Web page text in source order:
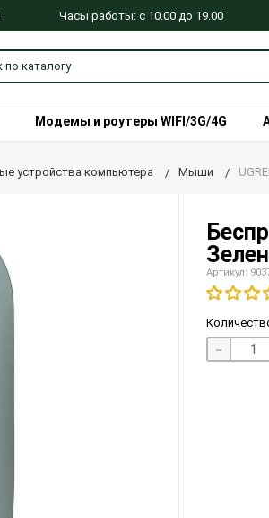
Часы работы: с 10.00 до 19.00
Модемы и роутеры WIFI/3G/4G
устройства компьютера Мыши
Артикул:
-